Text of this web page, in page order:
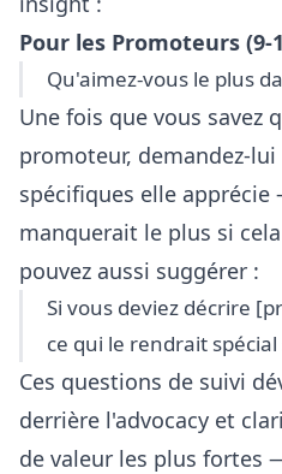
Pour les Promoteurs (9-
Qu'aimez-vous le plus
Une fois que vous savez
promoteur, demandez-
spécifiques elle
manquerait le plus si
pouvez aussi suggérer :
Si vous deviez décrire
ce qui le rendrait spécial
Ces questions de suivi
derrière l'advocacy et
de valeur les plus fortes